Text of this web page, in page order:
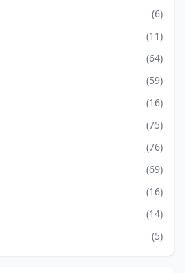
(6)
(11)
(64)
(59)
(16)
(75)
(76)
(69)
(16)
(14)
(5)